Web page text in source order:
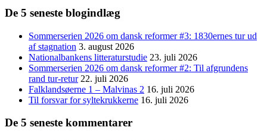
De 5 seneste blogindlæg
Sommerserien 2026 om dansk reformer #3: 1830ernes tur ud
af stagnation 3. august 2026
Nationalbankens litteraturstudie 23. juli 2026
Sommerserien 2026 om dansk reformer #2: Til afgrundens
rand tur-retur 22. juli 2026
Falklandsøerne 1 – Malvinas 2 16. juli 2026
Til forsvar for syltekrukkerne 16. juli 2026
De 5 seneste kommentarer